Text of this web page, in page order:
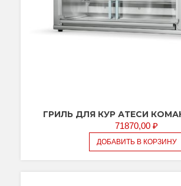
ГРИЛЬ ДЛЯ КУР АТЕСИ
71870,00 ₽
ДОБАВИТЬ В КОРЗИНУ